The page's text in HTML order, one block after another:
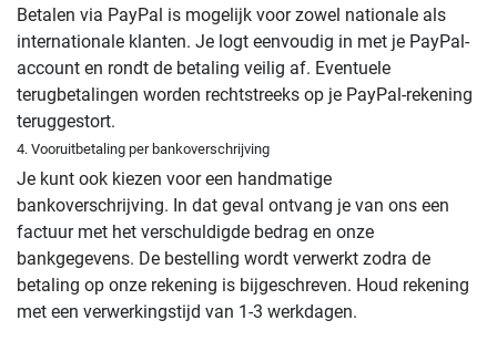
Betalen via PayPal is mogelijk voor zowel nationale als
internationale klanten. Je logt eenvoudig in met je PayPal-
account en rondt de betaling veilig af. Eventuele
terugbetalingen worden rechtstreeks op je PayPal-rekening
teruggestort.
4. Vooruitbetaling per bankoverschrijving
Je kunt ook kiezen voor een handmatige
bankoverschrijving. In dat geval ontvang je van ons een
factuur met het verschuldigde bedrag en onze
bankgegevens. De bestelling wordt verwerkt zodra de
betaling op onze rekening is bijgeschreven. Houd rekening
met een verwerkingstijd van 1-3 werkdagen.